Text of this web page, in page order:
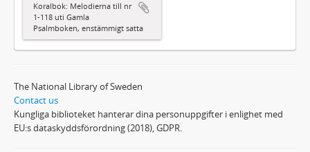
Koralbok: Melodierna till nr
1-118 uti Gamla
Psalmboken, enstämmigt satta
The National Library of Sweden
Contact us
Kungliga biblioteket hanterar dina personuppgifter i enlighet med
EU:s dataskyddsförordning (2018), GDPR.